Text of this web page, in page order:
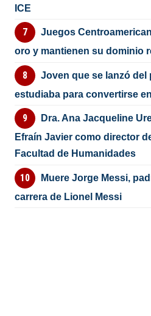
ICE
Juegos
oro y mantienen su dominio
Joven que se lanzó del
estudiaba para convertirse
Dra. Ana Jacqueline
Efraín Javier como director
Facultad de Humanidades
Muere Jorge Messi,
carrera de Lionel Messi